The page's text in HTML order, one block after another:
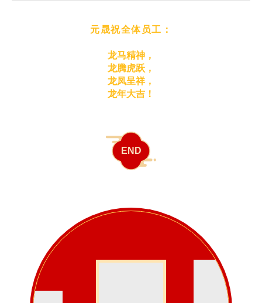
元晟祝全体员工：
龙马精神，
龙腾虎跃，
龙凤呈祥，
龙年大吉！
END